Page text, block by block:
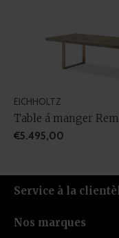
EICHHOLTZ
Table á manger
€5.495,00
Service à la
Nos marques